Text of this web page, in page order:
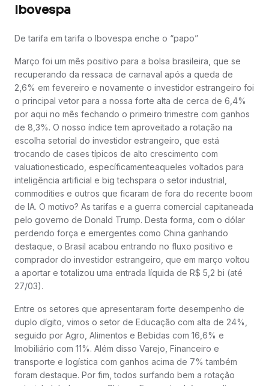
Ibovespa
De tarifa em tarifa o Ibovespa enche o “papo”
Março foi um mês positivo para a bolsa brasileira, que se
recuperando da ressaca de carnaval após a queda de
2,6% em fevereiro e novamente o investidor estrangeiro foi
o principal vetor para a nossa forte alta de cerca de 6,4%
por aqui no mês fechando o primeiro trimestre com ganhos
de 8,3%. O nosso índice tem aproveitado a rotação na
escolha setorial do investidor estrangeiro, que está
trocando de cases típicos de alto crescimento com
valuationesticado, específicamenteaqueles voltados para
inteligência artificial e big techspara o setor industrial,
commodities e outros que ficaram de fora do recente boom
de IA. O motivo? As tarifas e a guerra comercial capitaneada
pelo governo de Donald Trump. Desta forma, com o dólar
perdendo força e emergentes como China ganhando
destaque, o Brasil acabou entrando no fluxo positivo e
comprador do investidor estrangeiro, que em março voltou
a aportar e totalizou uma entrada líquida de R$ 5,2 bi (até
27/03).
Entre os setores que apresentaram forte desempenho de
duplo dígito, vimos o setor de Educação com alta de 24%,
seguido por Agro, Alimentos e Bebidas com 16,6% e
Imobiliário com 11%. Além disso Varejo, Financeiro e
transporte e logística com ganhos acima de 7% também
foram destaque. Por fim, todos surfando bem a rotação